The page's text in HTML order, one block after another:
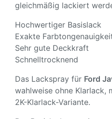
gleichmäßig lackiert
Hochwertiger Basislack
Exakte
Sehr gute Deckkraft
Schnelltrocknend
Das Lackspray für Ford
wahlweise ohne Klarlack,
2K-Klarlack-Variante.